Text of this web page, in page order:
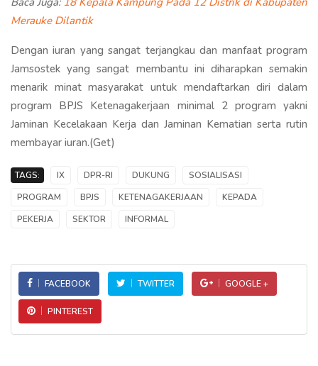
Merauke Dilantik
Dengan iuran yang sangat terjangkau dan manfaat program
Jamsostek yang sangat membantu ini diharapkan semakin
menarik minat masyarakat untuk mendaftarkan diri dalam
program BPJS Ketenagakerjaan minimal 2 program yakni
Jaminan Kecelakaan Kerja dan Jaminan Kematian serta rutin
membayar iuran.(Get)
TAGS: IX DPR-RI DUKUNG
SOSIALISASI
PROGRAM
BPJS KETENAGAKERJAAN
KEPADA
PEKERJA
SEKTOR INFORMAL
FACEBOOK TWITTER GOOGLE +
PINTEREST